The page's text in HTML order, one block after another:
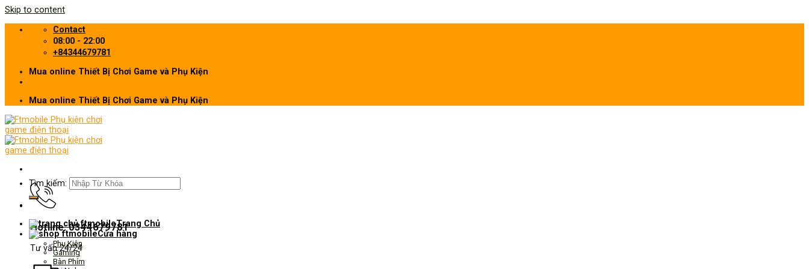
Skip to content
Contact
08:00 - 22:00
+84344679781
Mua online Thiết Bị Chơi Game và Phụ Kiện
Mua online Thiết Bị Chơi Game và Phụ Kiện
Hotline: 0344679781
Tư vấn 24/24
Tìm kiếm:
Trang Chủ
Cửa hàng
Phụ Kiện
Gaming
Bàn Phím